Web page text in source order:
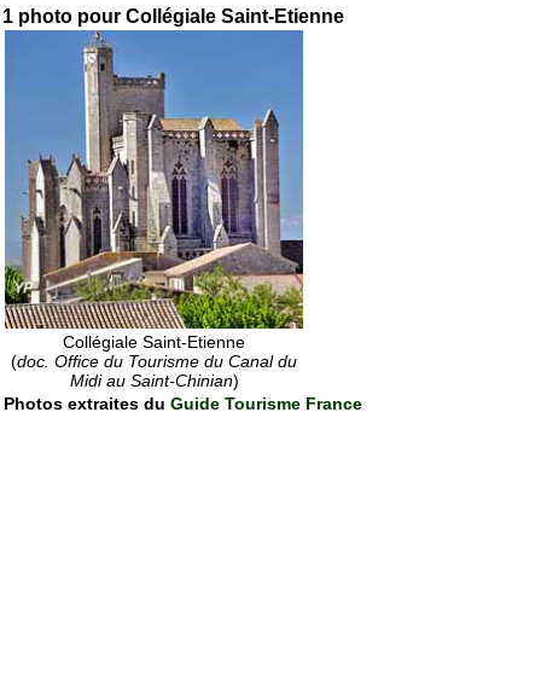
1 photo pour Collégiale Saint-Etienne
Collégiale Saint-Etienne
(doc. Office du Tourisme du Canal du
Midi au Saint-Chinian)
Photos extraites du Guide Tourisme France